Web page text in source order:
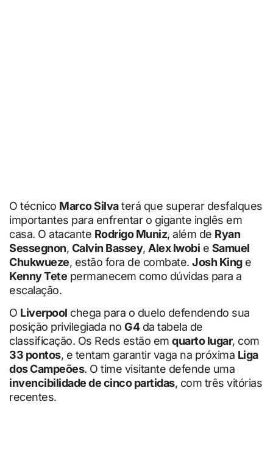
O técnico Marco Silvaterá que superar desfalques
importantes para enfrentar o gigante inglês em
casa. O atacante Rodrigo Muniz, além de Ryan
Sessegnon, Calvin Bassey, Alex Iwobi e Samuel
Chukwueze, estão fora de combate. Josh Kinge
Kenny Tete permanecem como dúvidas para a
escalação.
O Liverpool chega para o duelo defendendo sua
posição privilegiada no G4da tabela de
classificação. Os Reds estão em quarto lugar, com
33 pontos, e tentam garantir vaga na próxima Liga
dos Campeões. O time visitante defende uma
invencibilidade de cinco partidas, com três vitórias
recentes.